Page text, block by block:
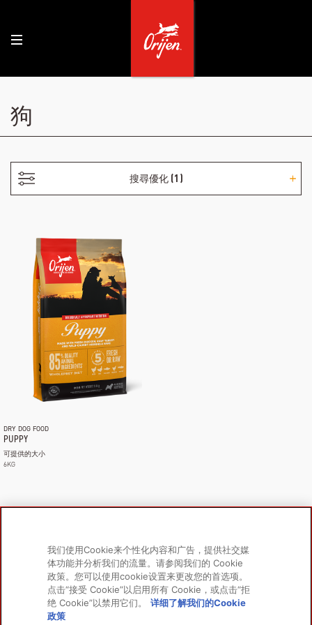
狗
搜尋優化 (1)
DRY DOG FOOD
PUPPY
可提供的大小
6KG
了解更多
關於我們
常見問題
我们使用Cookie来个性化内容和广告，提供社交媒
体功能并分析我们的流量。请参阅我们的 Cookie
政策。您可以使用cookie设置来更改您的首选项。
点击“接受 Cookie”以启用所有 Cookie，或点击“拒
绝 Cookie”以禁用它们。
详细了解我们的Cookie
政策